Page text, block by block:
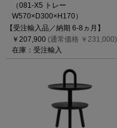
（081-X5 トレー
W570×D300×H170）
【受注輸入品／納期 6-8ヵ月】
￥207,900 (通常価格 ￥231,000)
在庫：受注輸入